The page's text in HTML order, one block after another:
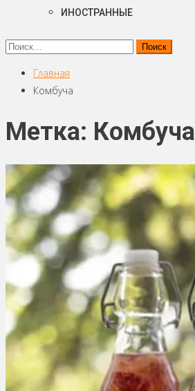
ИНОСТРАННЫЕ
Найти:
Главная
Комбуча
Метка: Комбуча